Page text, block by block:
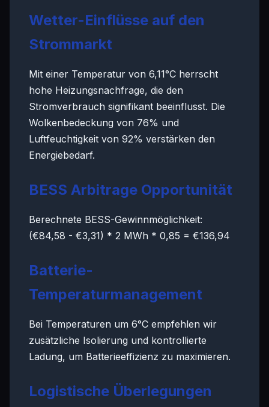
Wetter-Einflüsse auf den
Strommarkt
Mit einer Temperatur von 6,11°C herrscht
hohe Heizungsnachfrage, die den
Stromverbrauch signifikant beeinflusst. Die
Wolkenbedeckung von 76% und
Luftfeuchtigkeit von 92% verstärken den
Energiebedarf.
BESS Arbitrage Opportunität
Berechnete BESS-Gewinnmöglichkeit:
(€84,58 - €3,31) * 2 MWh * 0,85 = €136,94
Batterie-
Temperaturmanagement
Bei Temperaturen um 6°C empfehlen wir
zusätzliche Isolierung und kontrollierte
Ladung, um Batterieeffizienz zu maximieren.
Logistische Überlegungen